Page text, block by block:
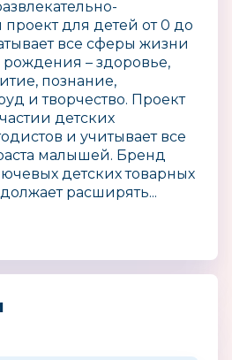
для детей от 0 до
все сферы жизни
рождения – здоровье,
познание,
и творчество. Проект
детских
и учитывает все
малышей. Бренд
детских товарных
расширять...